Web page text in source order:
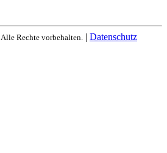
Alle Rechte vorbehalten. | Datenschutz